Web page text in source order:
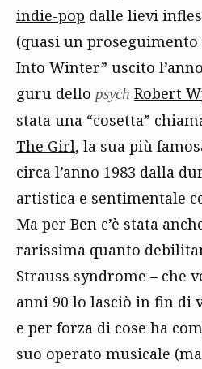
indie-pop dalle lievi
(quasi un proseguimento
Into Winter” uscito
guru dello psych Robert
stata una “cosetta”
The Girl, la sua più
circa l’anno 1983 dalla
artistica e sentimentale
Ma per Ben c’è stata
rarissima quanto
Strauss syndrome – che
anni 90 lo lasciò in fin di
e per forza di cose ha
suo operato musicale